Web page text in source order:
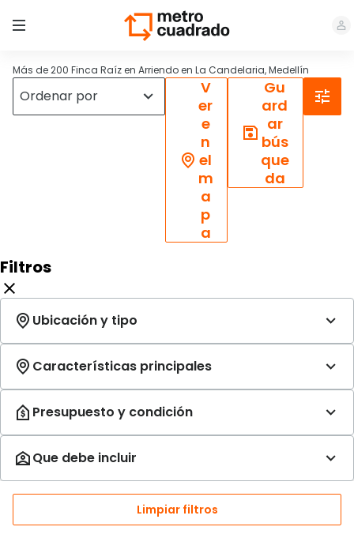
Más de 200 Finca Raíz en Arriendo en La Candelaria, Medellín
V
er
e
n
el
m
a
p
a
Gu
ard
ar
bús
que
da
Filtros
Limpiar filtros